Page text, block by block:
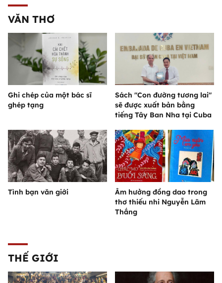
VĂN THƠ
Ghi chép của một bác sĩ
ghép tạng
Sách "Con đường tương lai"
sẽ được xuất bản bằng
tiếng Tây Ban Nha tại Cuba
Tình bạn văn giới
Âm hưởng đồng dao trong
thơ thiếu nhi Nguyễn Lãm
Thắng
THẾ GIỚI